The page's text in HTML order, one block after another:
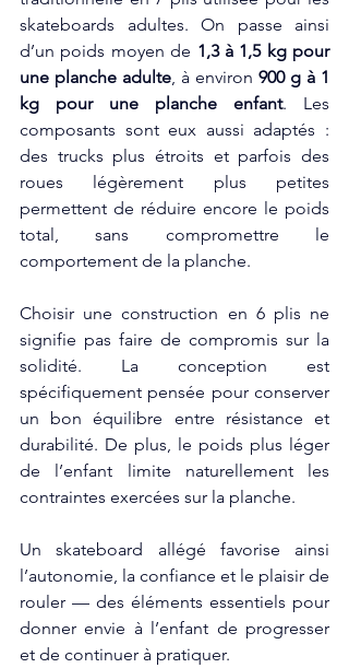
skateboards adultes. On passe ainsi
d’un poids moyen de 1,3 à 1,5 kg pour
une planche adulte, à environ 900 g à 1
kg pour une planche enfant. Les
composants sont eux aussi adaptés :
des trucks plus étroits et parfois des
roues légèrement plus petites
permettent de réduire encore le poids
total, sans compromettre le
comportement de la planche.
Choisir une construction en 6 plis ne
signifie pas faire de compromis sur la
solidité. La conception est
spécifiquement pensée pour conserver
un bon équilibre entre résistance et
durabilité. De plus, le poids plus léger
de l’enfant limite naturellement les
contraintes exercées sur la planche.
Un skateboard allégé favorise ainsi
l’autonomie, la confiance et le plaisir de
rouler — des éléments essentiels pour
donner envie à l’enfant de progresser
et de continuer à pratiquer.